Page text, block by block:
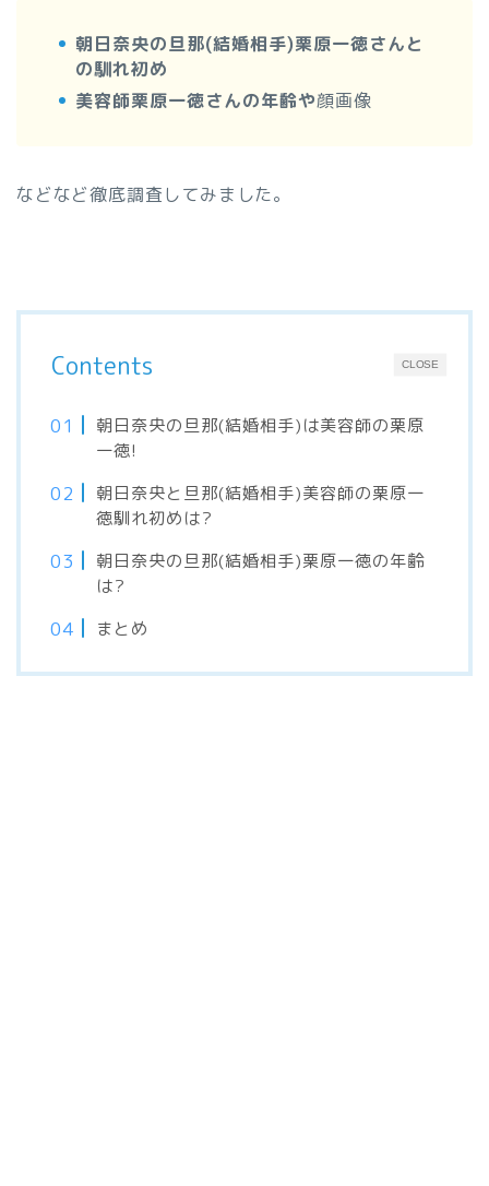
朝日奈央の旦那(結婚相手)栗原一徳さんと
の馴れ初め
美容師栗原一徳さんの年齢や顔画像
などなど徹底調査してみました。
CLOSE
Contents
朝日奈央の旦那(結婚相手)は美容師の栗原
一徳!
朝日奈央と旦那(結婚相手)美容師の栗原一
徳馴れ初めは?
朝日奈央の旦那(結婚相手)栗原一徳の年齢
は?
まとめ